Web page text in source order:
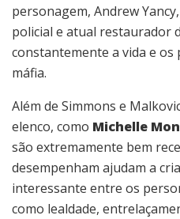
personagem, Andrew
policial e atual restaurador
constantemente a vida e os
máfia.
Além de Simmons e
elenco, como Michelle
são extremamente bem
desempenham ajudam a
interessante entre os
como lealdade,